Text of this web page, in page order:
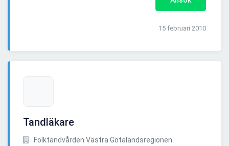
15 februari 2010
Tandläkare
Folktandvården Västra Götalandsregionen